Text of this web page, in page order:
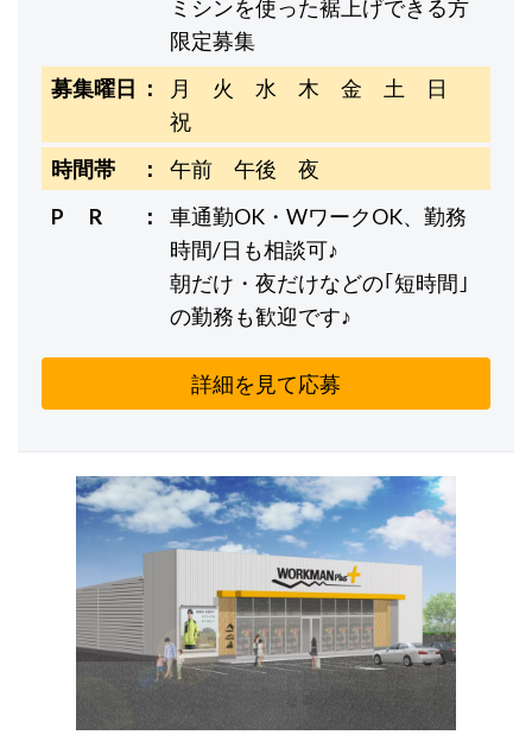
ミシンを使った裾上げできる方
限定募集
募集曜日
月 火 水 木 金 土 日
祝
時間帯
午前 午後 夜
P R
車通勤OK・WワークOK、勤務
時間/日も相談可♪
朝だけ・夜だけなどの｢短時間｣
の勤務も歓迎です♪
詳細を見て応募